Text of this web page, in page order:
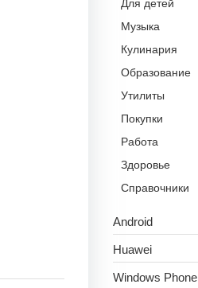
Для детей
Музыка
Кулинария
Образование
Утилиты
Покупки
Работа
Здоровье
Справочники
Android
Huawei
Windows Phone